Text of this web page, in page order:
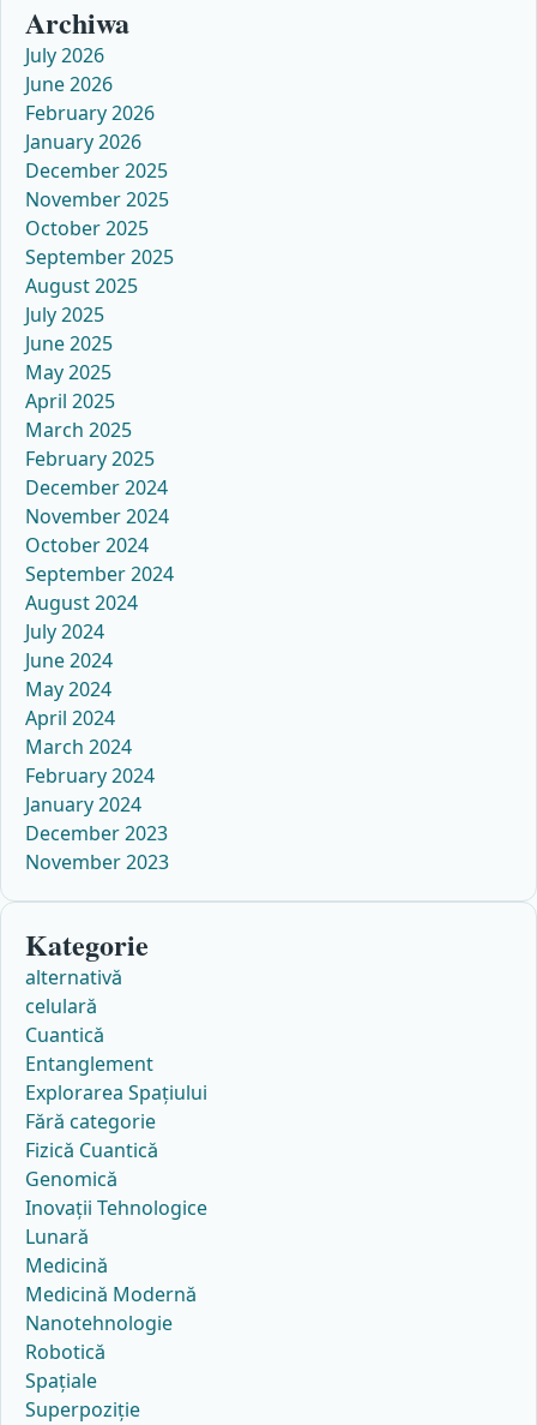
Archiwa
July 2026
June 2026
February 2026
January 2026
December 2025
November 2025
October 2025
September 2025
August 2025
July 2025
June 2025
May 2025
April 2025
March 2025
February 2025
December 2024
November 2024
October 2024
September 2024
August 2024
July 2024
June 2024
May 2024
April 2024
March 2024
February 2024
January 2024
December 2023
November 2023
Kategorie
alternativă
celulară
Cuantică
Entanglement
Explorarea Spațiului
Fără categorie
Fizică Cuantică
Genomică
Inovații Tehnologice
Lunară
Medicină
Medicină Modernă
Nanotehnologie
Robotică
Spațiale
Superpoziție